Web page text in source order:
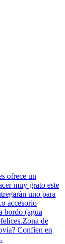
ofrece un
muy grato este
uno para
accesorio
bordo (agua
de
Confíen en